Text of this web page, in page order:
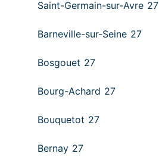
Saint-Germain-sur-Avre 27
Barneville-sur-Seine 27
Bosgouet 27
Bourg-Achard 27
Bouquetot 27
Bernay 27